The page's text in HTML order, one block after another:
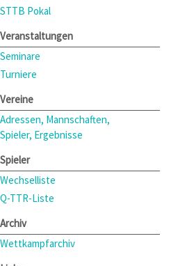
STTB Pokal
Veranstaltungen
Seminare
Turniere
Vereine
Adressen, Mannschaften,
Spieler, Ergebnisse
Spieler
Wechselliste
Q-TTR-Liste
Archiv
Wettkampfarchiv